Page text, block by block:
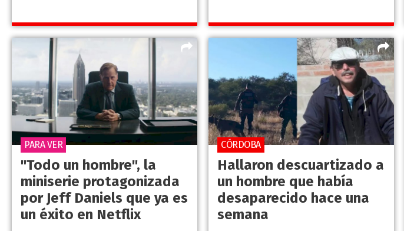
"Todo un hombre", la
miniserie protagonizada
por Jeff Daniels que ya es
un éxito en Netflix
PARA VER
Hallaron descuartizado a
un hombre que había
desaparecido hace una
semana
CÓRDOBA